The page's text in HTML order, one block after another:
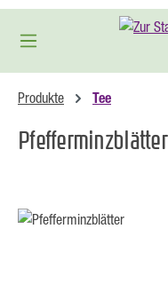
Zum Hauptinhalt springen
Produkte Tee
Pfefferminzblätter
Bildergalerie überspringen